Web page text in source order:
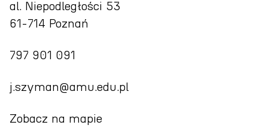
al. Niepodległości 53
61-714 Poznań
797 901 091
j.szyman@amu.edu.pl
Zobacz na mapie